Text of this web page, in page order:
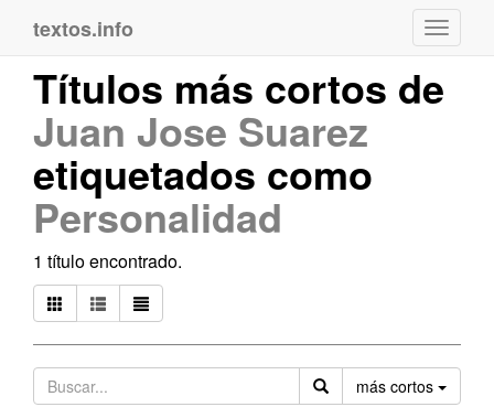
textos.info
Títulos más cortos de
Juan Jose Suarez
etiquetados como
Personalidad
1 título encontrado.
más cortos